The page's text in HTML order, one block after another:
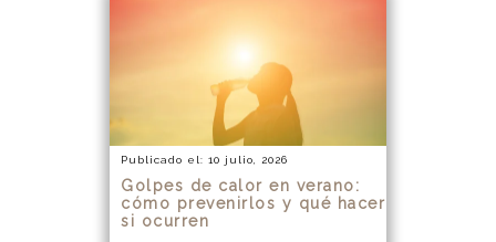
Publicado el: 10 julio, 2026
Golpes de calor en verano:
cómo prevenirlos y qué hacer
si ocurren